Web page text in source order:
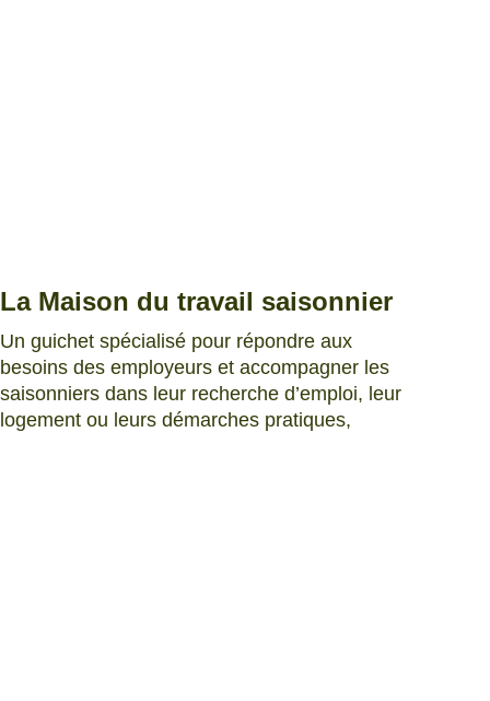
La Maison du travail saisonnier
Un guichet spécialisé pour répondre aux
besoins des employeurs et accompagner les
saisonniers dans leur recherche d’emploi, leur
logement ou leurs démarches pratiques,